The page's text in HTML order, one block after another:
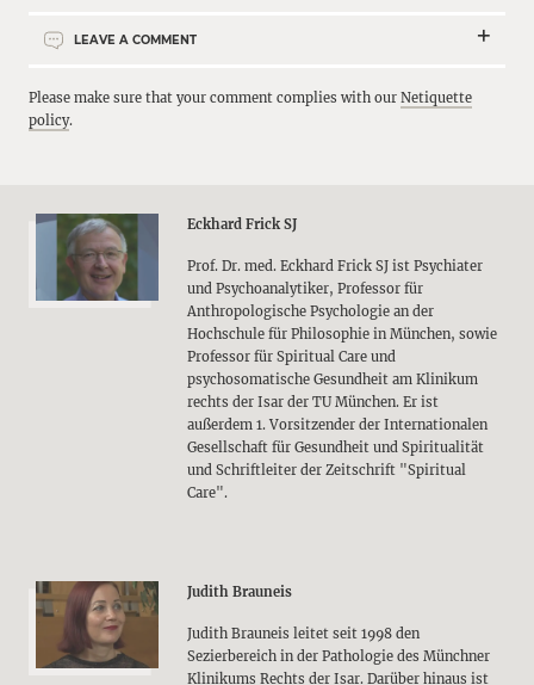
LEAVE A COMMENT
Please make sure that your comment complies with our Netiquette
policy.
Eckhard Frick SJ
Prof. Dr. med. Eckhard Frick SJ ist Psychiater
und Psychoanalytiker, Professor für
Anthropologische Psychologie an der
Hochschule für Philosophie in München, sowie
Professor für Spiritual Care und
psychosomatische Gesundheit am Klinikum
rechts der Isar der TU München. Er ist
außerdem 1. Vorsitzender der Internationalen
Gesellschaft für Gesundheit und Spiritualität
und Schriftleiter der Zeitschrift "Spiritual
Care".
Judith Brauneis
Judith Brauneis leitet seit 1998 den
Sezierbereich in der Pathologie des Münchner
Klinikums Rechts der Isar. Darüber hinaus ist